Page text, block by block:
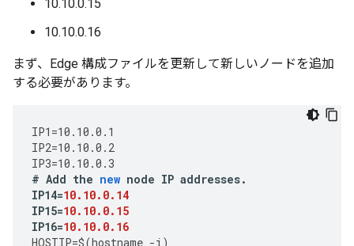
10.10.0.15
10.10.0.16
まず、Edge 構成ファイルを更新して新しいノードを追加
する必要があります。
IP1 =10.10.0.1
IP2=10.10.0.2
IP3=10.10.0.3
# Add the new node IP addresses.
IP14=10.10.0.14
IP15=10.10.0.15
IP16=10.10.0.16
HOSTIP=$(hostname -i)